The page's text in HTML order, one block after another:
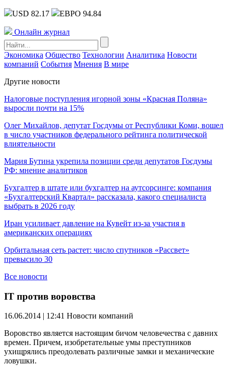
USD 82.17 ЕВРО 94.84
Онлайн журнал
Экономика Общество Технологии Аналитика Новости
компаний События Мнения В мире
Другие новости
Налоговые поступления игорной зоны «Красная Поляна»
выросли почти на 15%
Олег Михайлов, депутат Госдумы от Республики Коми, вошел
в число участников федерального рейтинга политической
влиятельности
Мария Бутина укрепила позиции среди депутатов Госдумы
РФ: мнение аналитиков
Бухгалтер в штате или бухгалтер на аутсорсинге: компания
«Бухгалтерский Квартал» рассказала, какого специалиста
выбрать в 2026 году
Иран усиливает давление на Кувейт из-за участия в
американских операциях
Орбитальная сеть растет: число спутников «Рассвет»
превысило 30
Все новости
IT против воровства
16.06.2014 | 12:41 Новости компаний
Воровство является настоящим бичом человечества с давних
времен. Причем, изобретательные умы преступников
ухищрялись преодолевать различные замки и механические
ловушки.